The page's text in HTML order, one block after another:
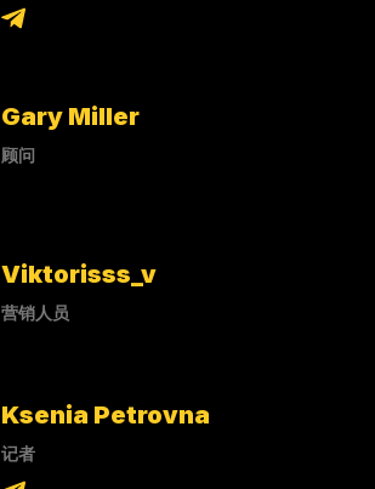
Gary Miller
顾问
Viktorisss_v
营销人员
Ksenia Petrovna
记者